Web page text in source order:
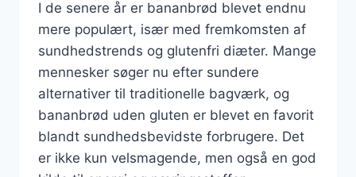
I de senere år er bananbrød blevet endnu
mere populært, især med fremkomsten af
sundhedstrends og glutenfri diæter. Mange
mennesker søger nu efter sundere
alternativer til traditionelle bagværk, og
bananbrød uden gluten er blevet en favorit
blandt sundhedsbevidste forbrugere. Det
er ikke kun velsmagende, men også en god